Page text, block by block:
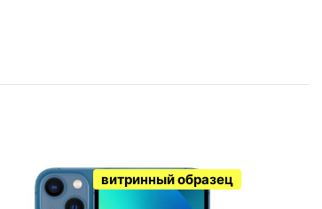
витринный образец